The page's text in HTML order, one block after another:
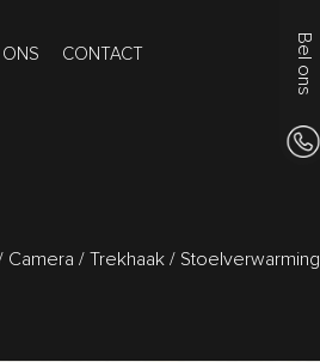
CONTACT Bel ons
/ Trekhaak / Stoelverwarming